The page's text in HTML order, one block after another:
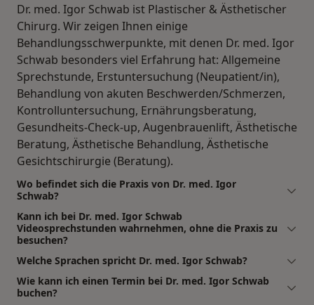
Dr. med. Igor Schwab ist Plastischer & Ästhetischer
Chirurg. Wir zeigen Ihnen einige
Behandlungsschwerpunkte, mit denen Dr. med. Igor
Schwab besonders viel Erfahrung hat: Allgemeine
Sprechstunde, Erstuntersuchung (Neupatient/in),
Behandlung von akuten Beschwerden/Schmerzen,
Kontrolluntersuchung, Ernährungsberatung,
Gesundheits-Check-up, Augenbrauenlift, Ästhetische
Beratung, Ästhetische Behandlung, Ästhetische
Gesichtschirurgie (Beratung).
Wo befindet sich die Praxis von Dr. med. Igor
Schwab?
Kann ich bei Dr. med. Igor Schwab
Videosprechstunden wahrnehmen, ohne die Praxis zu
besuchen?
Welche Sprachen spricht Dr. med. Igor Schwab?
Wie kann ich einen Termin bei Dr. med. Igor Schwab
buchen?